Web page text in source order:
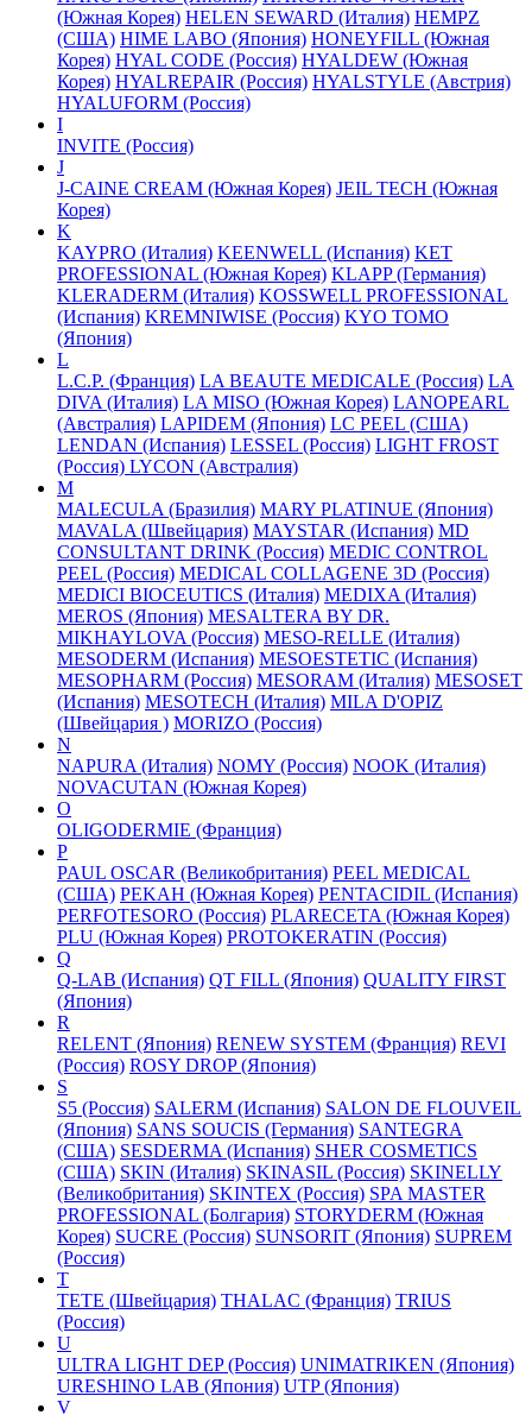
(Южная Корея) HELEN SEWARD (Италия) HEMPZ
(США) HIME LABO (Япония) HONEYFILL (Южная
Корея) HYAL CODE (Россия) HYALDEW (Южная
Корея) HYALREPAIR (Россия) HYALSTYLE (Австрия)
HYALUFORM (Россия)
I
INVITE (Россия)
J
J-CAINE CREAM (Южная Корея) JEIL TECH (Южная
Корея)
K
KAYPRO (Италия) KEENWELL (Испания) KET
PROFESSIONAL (Южная Корея) KLAPP (Германия)
KLERADERM (Италия) KOSSWELL PROFESSIONAL
(Испания) KREMNIWISE (Россия) KYO TOMO
(Япония)
L
L.C.P. (Франция) LA BEAUTE MEDICALE (Россия) LA
DIVA (Италия) LA MISO (Южная Корея) LANOPEARL
(Австралия) LAPIDEM (Япония) LC PEEL (США)
LENDAN (Испания) LESSEL (Россия) LIGHT FROST
(Россия) LYCON (Австралия)
M
MALECULA (Бразилия) MARY PLATINUE (Япония)
MAVALA (Швейцария) MAYSTAR (Испания) MD
CONSULTANT DRINK (Россия) MEDIC CONTROL
PEEL (Россия) MEDICAL COLLAGENE 3D (Россия)
MEDICI BIOCEUTICS (Италия) MEDIXA (Италия)
MEROS (Япония) MESALTERA BY DR.
MIKHAYLOVA (Россия) MESO-RELLE (Италия)
MESODERM (Испания) MESOESTETIC (Испания)
MESOPHARM (Россия) MESORAM (Италия) MESOSET
(Испания) MESOTECH (Италия) MILA D'OPIZ
(Швейцария ) MORIZO (Россия)
N
NAPURA (Италия) NOMY (Россия) NOOK (Италия)
NOVACUTAN (Южная Корея)
O
OLIGODERMIE (Франция)
P
PAUL OSCAR (Великобритания) PEEL MEDICAL
(США) PEKAH (Южная Корея) PENTACIDIL (Испания)
PERFOTESORO (Россия) PLARECETA (Южная Корея)
PLU (Южная Корея) PROTOKERATIN (Россия)
Q
Q-LAB (Испания) QT FILL (Япония) QUALITY FIRST
(Япония)
R
RELENT (Япония) RENEW SYSTEM (Франция) REVI
(Россия) ROSY DROP (Япония)
S
S5 (Россия) SALERM (Испания) SALON DE FLOUVEIL
(Япония) SANS SOUCIS (Германия) SANTEGRA
(США) SESDERMA (Испания) SHER COSMETICS
(США) SKIN (Италия) SKINASIL (Россия) SKINELLY
(Великобритания) SKINTEX (Россия) SPA MASTER
PROFESSIONAL (Болгария) STORYDERM (Южная
Корея) SUCRE (Россия) SUNSORIT (Япония) SUPREM
(Россия)
T
TETE (Швейцария) THALAC (Франция) TRIUS
(Россия)
U
ULTRA LIGHT DEP (Россия) UNIMATRIKEN (Япония)
URESHINO LAB (Япония) UTP (Япония)
V